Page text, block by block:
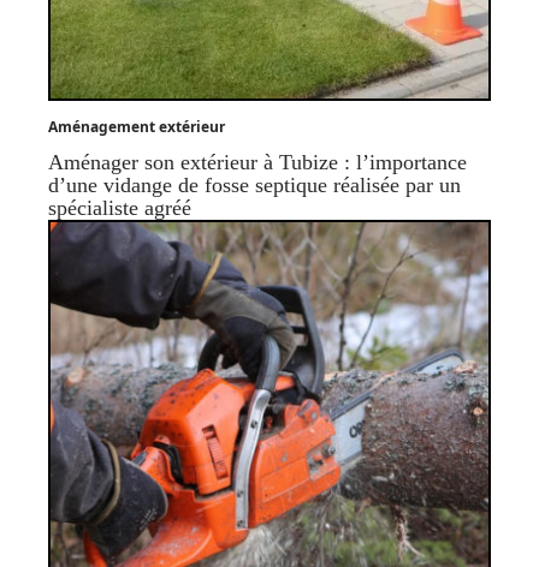
Aménagement extérieur
Aménager son extérieur à Tubize : l’importance
d’une vidange de fosse septique réalisée par un
spécialiste agréé